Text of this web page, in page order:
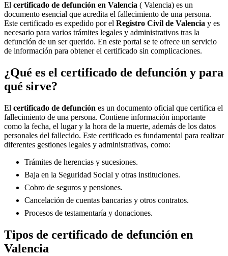
El certificado de defunción en Valencia ( Valencia) es un
documento esencial que acredita el fallecimiento de una persona.
Este certificado es expedido por el Registro Civil de Valencia y es
necesario para varios trámites legales y administrativos tras la
defunción de un ser querido. En este portal se te ofrece un servicio
de información para obtener el certificado sin complicaciones.
¿Qué es el certificado de defunción y para
qué sirve?
El certificado de defunción es un documento oficial que certifica el
fallecimiento de una persona. Contiene información importante
como la fecha, el lugar y la hora de la muerte, además de los datos
personales del fallecido. Este certificado es fundamental para realizar
diferentes gestiones legales y administrativas, como:
Trámites de herencias y sucesiones.
Baja en la Seguridad Social y otras instituciones.
Cobro de seguros y pensiones.
Cancelación de cuentas bancarias y otros contratos.
Procesos de testamentaría y donaciones.
Tipos de certificado de defunción en
Valencia